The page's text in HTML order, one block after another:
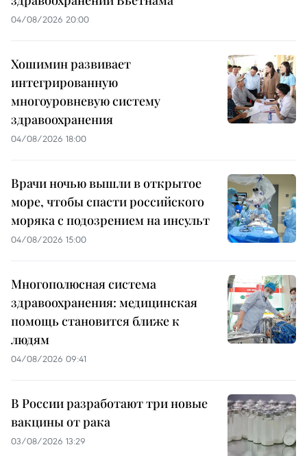
04/08/2026 20:00
Хошимин развивает
интегрированную
многоуровневую систему
здравоохранения
04/08/2026 18:00
Врачи ночью вышли в открытое
море, чтобы спасти российского
моряка с подозрением на инсульт
04/08/2026 15:00
Многополюсная система
здравоохранения: медицинская
помощь становится ближе к
людям
04/08/2026 09:41
В России разработают три новые
вакцины от рака
03/08/2026 13:29